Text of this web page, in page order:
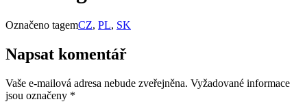
Označeno tagemCZ, PL, SK
Napsat komentář
Vaše e-mailová adresa nebude zveřejněna. Vyžadované informace
jsou označeny *